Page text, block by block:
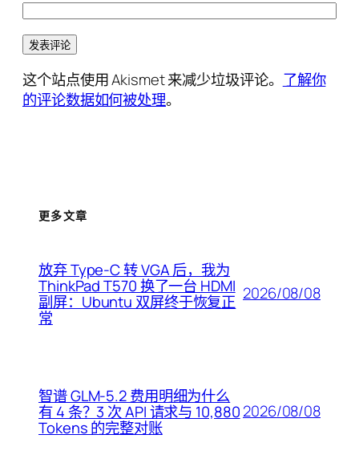
这个站点使用 Akismet 来减少垃圾评论。 了解你
的评论数据如何被处理。
更多文章
放弃 Type-C 转 VGA 后，我为
ThinkPad T570 换了一台 HDMI
副屏：Ubuntu 双屏终于恢复正
常
2026/08/08
智谱 GLM-5.2 费用明细为什么
有 4 条？3 次 API 请求与 10,880
Tokens 的完整对账
2026/08/08